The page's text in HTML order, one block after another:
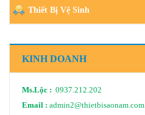
Thiết Bị Vệ Sinh
KINH DOANH
Ms.Lộc : 0937.212.202
Email : admin2@thietbisaonam.com